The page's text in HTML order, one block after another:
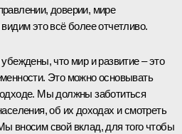
доверии, мире
это всё более отчетливо.
что мир и развитие – это
Это можно основывать
Мы должны заботиться
об их доходах и смотреть
вносим свой вклад, для того чтобы